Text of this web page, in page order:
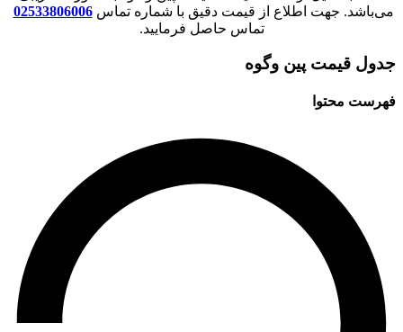
می‌باشد. جهت اطلاع از قیمت دقیق با شماره تماس02533806006
تماس حاصل فرمایید.
جدول قیمت پین وگوه
فهرست محتوا